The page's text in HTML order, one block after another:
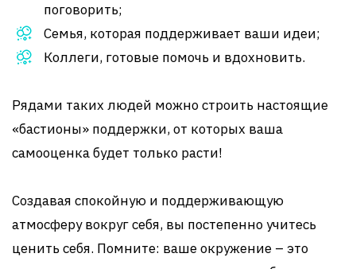
поговорить;
Семья, которая поддерживает ваши идеи;
Коллеги, готовые помочь и вдохновить.
Рядами таких людей можно строить настоящие
«бастионы» поддержки, от которых ваша
самооценка будет только расти!
Создавая спокойную и поддерживающую
атмосферу вокруг себя, вы постепенно учитесь
ценить себя. Помните: ваше окружение – это